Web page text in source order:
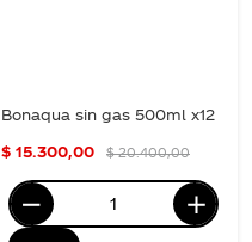
Bonaqua sin gas 500ml x12
$ 15.300,00 $ 20.400,00